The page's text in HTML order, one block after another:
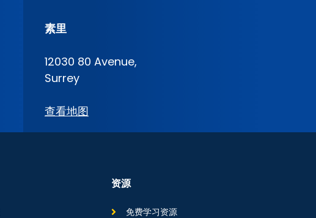
素里
12030 80 Avenue,
Surrey
查看地图
资源
免费学习资源